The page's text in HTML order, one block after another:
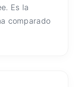
Es la
comparado